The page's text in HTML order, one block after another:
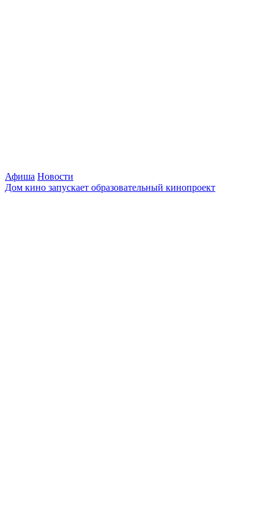
Афиша Новости
Дом кино запускает образовательный кинопроект